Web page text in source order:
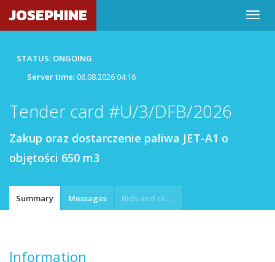
JOSEPHINE
STATUS: ONGOING
Server time:06.08.2026 04:16
Tender card #U/3/DFB/2026
Zakup oraz dostarczenie paliwa JET-A1 o
objętości 650 m3
Summary Messages Bids and requests
Information